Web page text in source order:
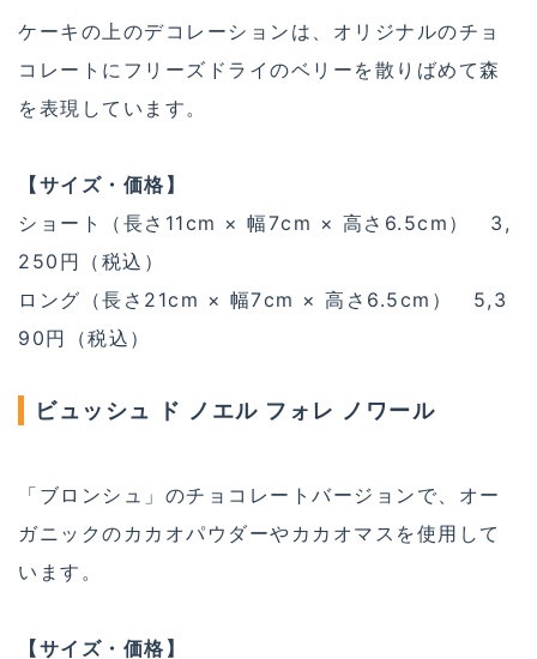
ケーキの上のデコレーションは、オリジナルのチョ
コレートにフリーズドライのベリーを散りばめて森
を表現しています。
【サイズ・価格】
ショート（長さ11cm × 幅7cm × 高さ6.5cm） 3,
250円（税込）
ロング（長さ21cm × 幅7cm × 高さ6.5cm） 5,3
90円（税込）
ビュッシュ ド ノエル フォレ ノワール
「ブロンシュ」のチョコレートバージョンで、オー
ガニックのカカオパウダーやカカオマスを使用して
います。
【サイズ・価格】